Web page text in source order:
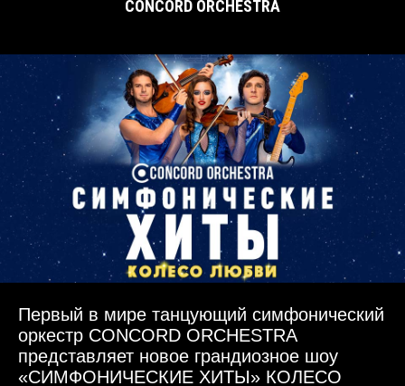
CONCORD ORCHESTRA
Первый в мире танцующий симфонический
оркестр CONCORD ORCHESTRA
представляет новое грандиозное шоу
«СИМФОНИЧЕСКИЕ ХИТЫ» КОЛЕСО